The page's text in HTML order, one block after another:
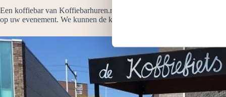
m
i
n
s
s
Een koffiebar van Koffiebarhuren.nl heeft de beste koffiemachines,
op uw evenement. We kunnen de koffiebar geheel inrichten naar uw